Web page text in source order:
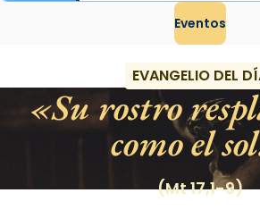
Eventos
EVANGELIO DEL
Su rostro
como el
(Mt 17,1-9)